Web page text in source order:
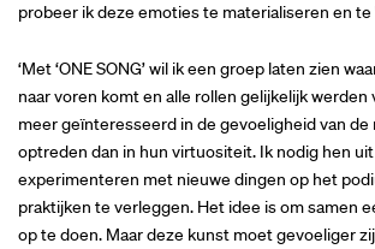
probeer ik deze emoties te materialiseren en te
‘Met ‘ONE SONG’ wil ik een groep laten zien
naar voren komt en alle rollen gelijkelijk werden
meer geïnteresseerd in de gevoeligheid van de
optreden dan in hun virtuositeit. Ik nodig hen
experimenteren met nieuwe dingen op het
praktijken te verleggen. Het idee is om samen
op te doen. Maar deze kunst moet gevoeliger